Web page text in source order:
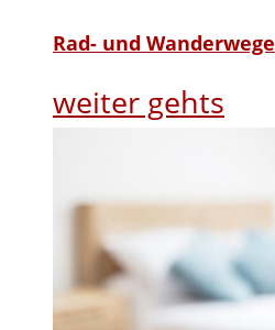
Rad- und Wanderwege
weiter gehts